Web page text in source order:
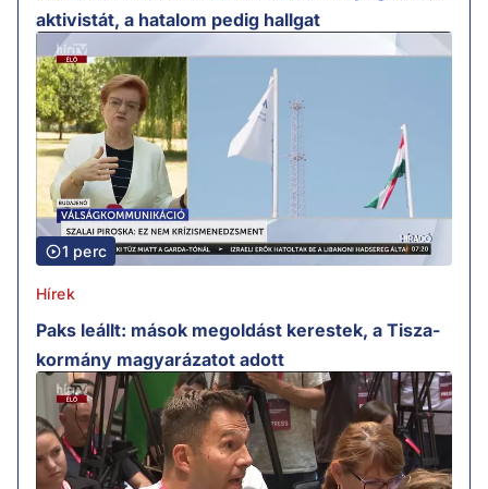
aktivistát, a hatalom pedig hallgat
1 perc
Hírek
Paks leállt: mások megoldást kerestek, a Tisza-
kormány magyarázatot adott